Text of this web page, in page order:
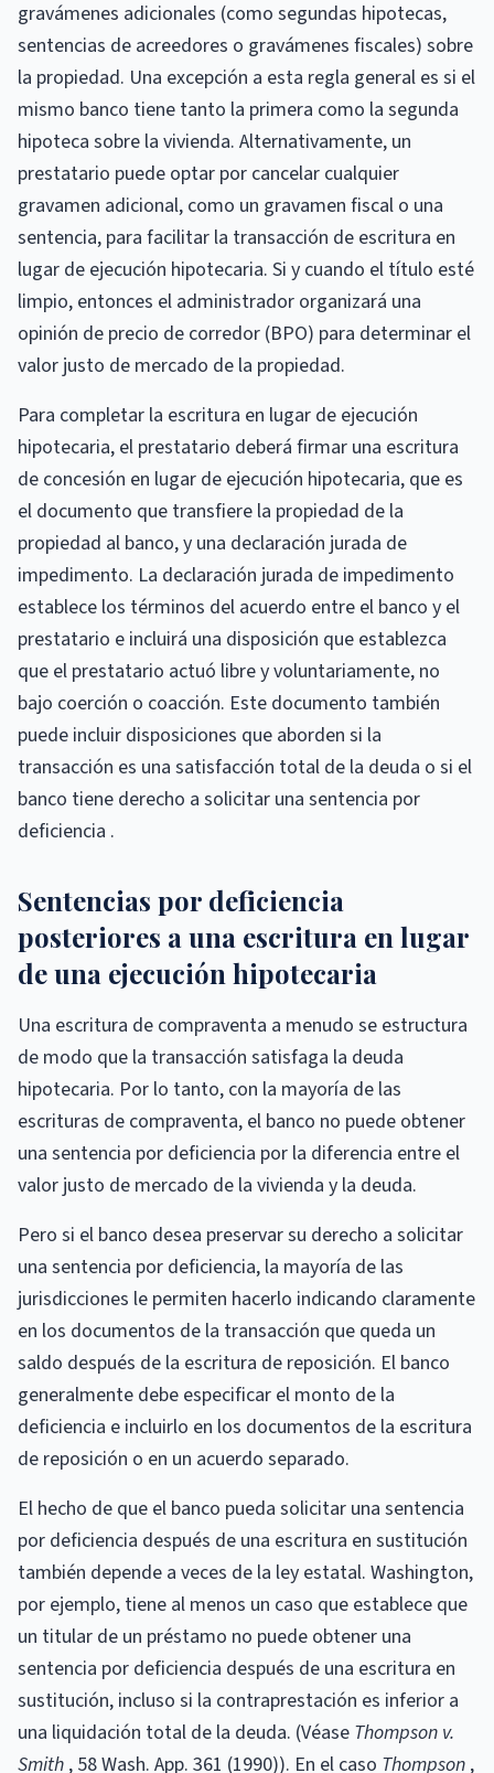
gravámenes adicionales (como segundas hipotecas,
sentencias de acreedores o gravámenes fiscales) sobre
la propiedad. Una excepción a esta regla general es si el
mismo banco tiene tanto la primera como la segunda
hipoteca sobre la vivienda. Alternativamente, un
prestatario puede optar por cancelar cualquier
gravamen adicional, como un gravamen fiscal o una
sentencia, para facilitar la transacción de escritura en
lugar de ejecución hipotecaria. Si y cuando el título esté
limpio, entonces el administrador organizará una
opinión de precio de corredor (BPO) para determinar el
valor justo de mercado de la propiedad.
Para completar la escritura en lugar de ejecución
hipotecaria, el prestatario deberá firmar una escritura
de concesión en lugar de ejecución hipotecaria, que es
el documento que transfiere la propiedad de la
propiedad al banco, y una declaración jurada de
impedimento. La declaración jurada de impedimento
establece los términos del acuerdo entre el banco y el
prestatario e incluirá una disposición que establezca
que el prestatario actuó libre y voluntariamente, no
bajo coerción o coacción. Este documento también
puede incluir disposiciones que aborden si la
transacción es una satisfacción total de la deuda o si el
banco tiene derecho a solicitar una sentencia por
deficiencia .
Sentencias por deficiencia
posteriores a una escritura en lugar
de una ejecución hipotecaria
Una escritura de compraventa a menudo se estructura
de modo que la transacción satisfaga la deuda
hipotecaria. Por lo tanto, con la mayoría de las
escrituras de compraventa, el banco no puede obtener
una sentencia por deficiencia por la diferencia entre el
valor justo de mercado de la vivienda y la deuda.
Pero si el banco desea preservar su derecho a solicitar
una sentencia por deficiencia, la mayoría de las
jurisdicciones le permiten hacerlo indicando claramente
en los documentos de la transacción que queda un
saldo después de la escritura de reposición. El banco
generalmente debe especificar el monto de la
deficiencia e incluirlo en los documentos de la escritura
de reposición o en un acuerdo separado.
El hecho de que el banco pueda solicitar una sentencia
por deficiencia después de una escritura en sustitución
también depende a veces de la ley estatal. Washington,
por ejemplo, tiene al menos un caso que establece que
un titular de un préstamo no puede obtener una
sentencia por deficiencia después de una escritura en
sustitución, incluso si la contraprestación es inferior a
una liquidación total de la deuda. (Véase Thompson v.
Smith , 58 Wash. App. 361 (1990)). En el caso Thompson ,